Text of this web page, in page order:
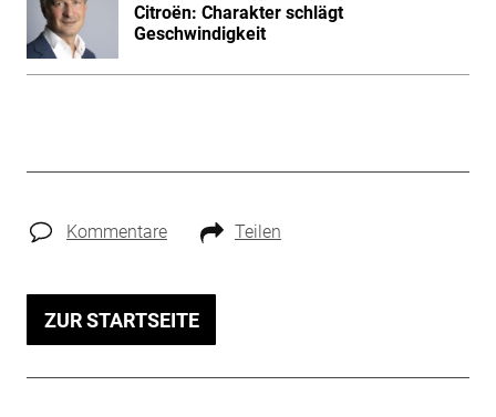
Citroën: Charakter schlägt
Geschwindigkeit
Kommentare Teilen
ZUR STARTSEITE